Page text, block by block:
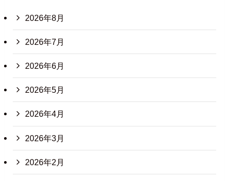
2026年8月
2026年7月
2026年6月
2026年5月
2026年4月
2026年3月
2026年2月